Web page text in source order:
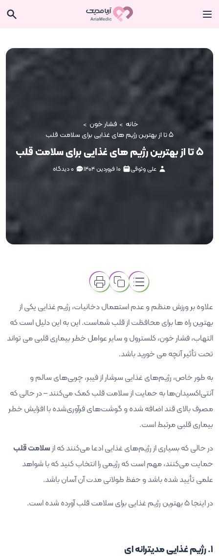
خانه
فشار خون
5 تا از بهترین رژیم های غذایی برای سلامت قلب
5 تا از بهترین رژیم های غذایی برای سلامت قلب
علی وثوقی ۱۰ فروردین ۱۴۰۴ 0 دیدگاه
علاوه بر ورزش منظم و عدم استعمال دخانیات، رژیم غذایی یکی از
بهترین راه ها برای محافظت از قلب شماست. این به این دلیل است که
التهاب، فشار خون، کلسترول و سایر عوامل خطر بیماری قلبی می تواند
تحت تأثیر آنچه می خورید باشد.
به طور خاص، رژیم‌های غذایی سرشار از فیبر، چربی‌های سالم و
آنتی‌اکسیدان‌ها به حمایت از سلامت قلب کمک می‌کنند – در حالی که
مصرف بالای قند اضافه شده و گوشت‌های فرآوری‌شده با افزایش خطر
بیماری قلبی مرتبط است.
در حالی که بسیاری از رژیم‌های غذایی ادعا می‌کنند که ازسلامت قلب
حمایت می‌کنند، مهم است که رژیمی را انتخاب کنید که با شواهد
علمی تأیید شده باشد و حفظ طولانی مدت آن آسان باشد.
در اینجا 5 بهترین رژیم غذایی برای سلامت قلب آورده شده است.
1. رژیم غذایی مدیترانه ای